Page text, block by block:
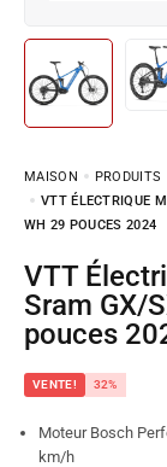
MAISON
PRODUITS
VTT ÉLECTRIQUE
WH 29 POUCES 2024
VTT Électrique Mondraker Chaser R
Sram GX/
pouces
VENTE! 32%
Moteur Bosch
km/h